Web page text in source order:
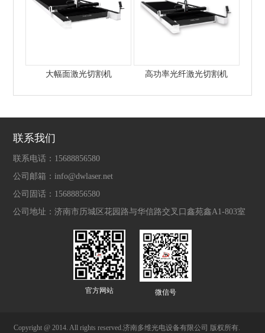
大幅面激光切割机 高功率光纤激光切割机
联系我们
联系电话： 15688856580
公司邮箱：info@dwlaser.net
公司固话： 15688856580
公司地址：济南市历城区花园路与华信路交叉口鑫苑鑫A1-803室
官方网站 微信号
Copyright @ 2014. All rights reserved.济南多维光电设备有限公司 版权所有.